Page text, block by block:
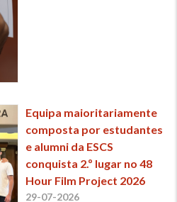
Equipa maioritariamente
composta por estudantes
e alumni da ESCS
conquista 2.º lugar no 48
Hour Film Project 2026
29-07-2026